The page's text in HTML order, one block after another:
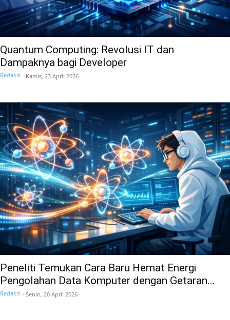
Quantum Computing: Revolusi IT dan
Dampaknya bagi Developer
Redaksi - Kamis, 23 April 2026
Peneliti Temukan Cara Baru Hemat Energi
Pengolahan Data Komputer dengan Getaran...
Redaksi - Senin, 20 April 2026